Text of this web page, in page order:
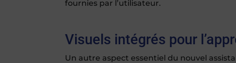
fournies par l’utilisateur.
Visuels intégrés pour
Un autre aspect essentiel du nouvel